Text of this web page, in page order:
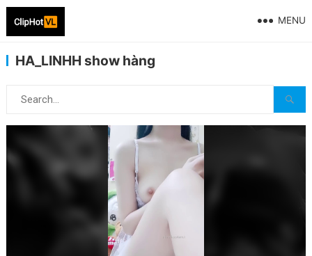
MENU
HA_LINHH show hàng